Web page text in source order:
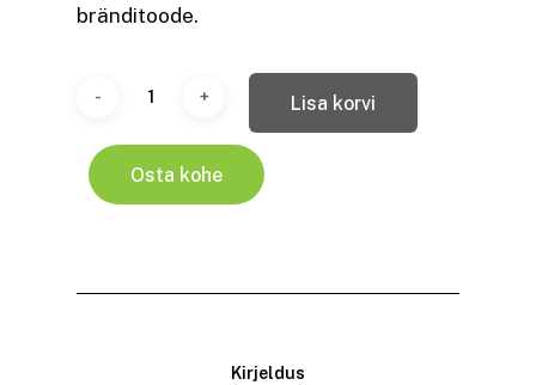
bränditoode.
Lisa korvi
Osta kohe
Kirjeldus